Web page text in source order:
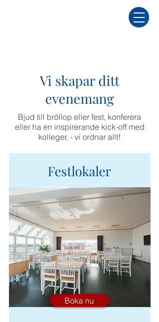
Vi skapar ditt
evenemang
Bjud till bröllop eller fest, konferera
eller ha en inspirerande kick-off med
kolleger, - vi ordnar allt!
Festlokaler
Boka nu